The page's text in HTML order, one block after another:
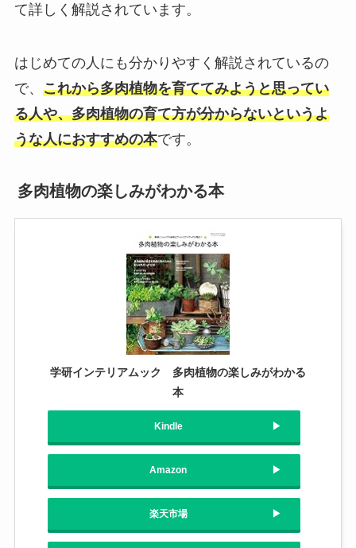
て詳しく解説されています。
はじめての人にも分かりやすく解説されているの
で、 これから多肉植物を育ててみようと思ってい
る人や、多肉植物の育て方が分からないというよ
うな人におすすめの本です。
多肉植物の楽しみがわかる本
学研インテリアムック 多肉植物の楽しみがわかる
本
Kindle
Amazon
楽天市場